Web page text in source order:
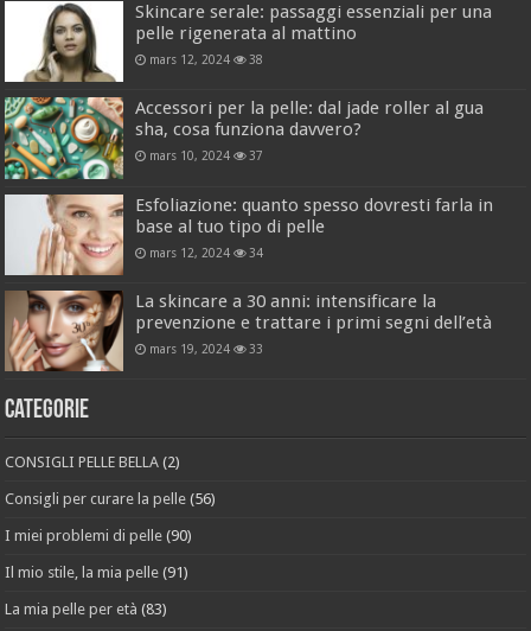
Skincare serale: passaggi essenziali per una
pelle rigenerata al mattino
mars 12, 2024 38
Accessori per la pelle: dal jade roller al gua
sha, cosa funziona davvero?
mars 10, 2024 37
Esfoliazione: quanto spesso dovresti farla in
base al tuo tipo di pelle
mars 12, 2024 34
La skincare a 30 anni: intensificare la
prevenzione e trattare i primi segni dell’età
mars 19, 2024 33
Categorie
CONSIGLI PELLE BELLA (2)
Consigli per curare la pelle (56)
I miei problemi di pelle (90)
Il mio stile, la mia pelle (91)
La mia pelle per età (83)